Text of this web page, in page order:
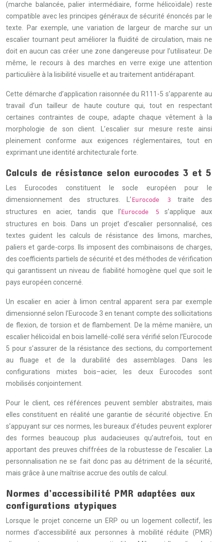
(marche balancée, palier intermédiaire, forme hélicoïdale) reste
compatible avec les principes généraux de sécurité énoncés par le
texte. Par exemple, une variation de largeur de marche sur un
escalier tournant peut améliorer la fluidité de circulation, mais ne
doit en aucun cas créer une zone dangereuse pour l’utilisateur. De
même, le recours à des marches en verre exige une attention
particulière à la lisibilité visuelle et au traitement antidérapant.
Cette démarche d’application raisonnée du R111-5 s’apparente au
travail d’un tailleur de haute couture qui, tout en respectant
certaines contraintes de coupe, adapte chaque vêtement à la
morphologie de son client. L’escalier sur mesure reste ainsi
pleinement conforme aux exigences réglementaires, tout en
exprimant une identité architecturale forte.
Calculs de résistance selon eurocodes 3 et 5
Les Eurocodes constituent le socle européen pour le
dimensionnement des structures. L’ Eurocode 3 traite des
structures en acier, tandis que l’ Eurocode 5 s’applique aux
structures en bois. Dans un projet d’escalier personnalisé, ces
textes guident les calculs de résistance des limons, marches,
paliers et garde-corps. Ils imposent des combinaisons de charges,
des coefficients partiels de sécurité et des méthodes de vérification
qui garantissent un niveau de fiabilité homogène quel que soit le
pays européen concerné.
Un escalier en acier à limon central apparent sera par exemple
dimensionné selon l’Eurocode 3 en tenant compte des sollicitations
de flexion, de torsion et de flambement. De la même manière, un
escalier hélicoïdal en bois lamellé-collé sera vérifié selon l’Eurocode
5 pour s’assurer de la résistance des sections, du comportement
au fluage et de la durabilité des assemblages. Dans les
configurations mixtes bois–acier, les deux Eurocodes sont
mobilisés conjointement.
Pour le client, ces références peuvent sembler abstraites, mais
elles constituent en réalité une garantie de sécurité objective. En
s’appuyant sur ces normes, les bureaux d’études peuvent explorer
des formes beaucoup plus audacieuses qu’autrefois, tout en
apportant des preuves chiffrées de la robustesse de l’escalier. La
personnalisation ne se fait donc pas au détriment de la sécurité,
mais grâce à une maîtrise accrue des outils de calcul.
Normes d’accessibilité PMR adaptées aux
configurations atypiques
Lorsque le projet concerne un ERP ou un logement collectif, les
normes d’accessibilité aux personnes à mobilité réduite (PMR)